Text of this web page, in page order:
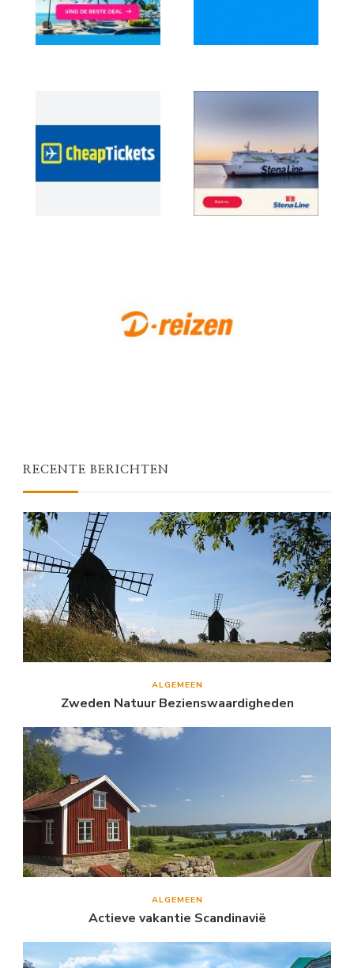
RECENTE BERICHTEN
ALGEMEEN
Zweden Natuur Bezienswaardigheden
ALGEMEEN
Actieve vakantie Scandinavië